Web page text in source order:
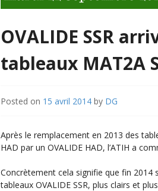
OVALIDE SSR
tableaux MAT2A
Posted on 15 avril 2014 by DG
Après le remplacement en 2013 des
HAD par un OVALIDE HAD, l’ATIH a
Concrètement cela signifie que fin 2014
tableaux OVALIDE SSR, plus clairs et